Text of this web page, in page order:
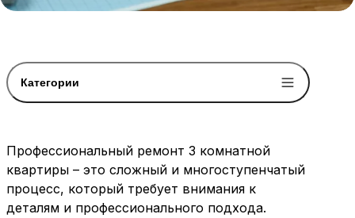
Категории
Профессиональный ремонт 3 комнатной
квартиры – это сложный и многоступенчатый
процесс, который требует внимания к
деталям и профессионального подхода.